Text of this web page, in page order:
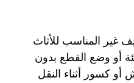
غير المناسب للأثاث
أو وضع القطع بدون
كسور أثناء النقل